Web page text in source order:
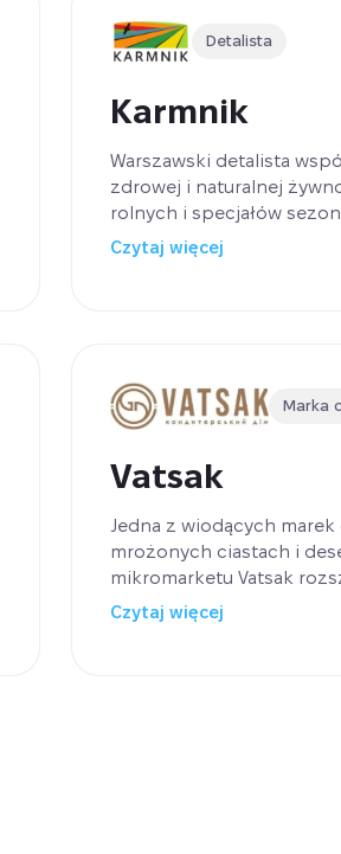
Detalista
Karmnik
Warszawski detalista
zdrowej i naturalnej
rolnych i specjałów
sklepami stacjonarnymi,
Czytaj więcej
Marka
Vatsak
Jedna z wiodących
mrożonych ciastach i
mikromarketu Vatsak
mroźniczych na
Czytaj więcej